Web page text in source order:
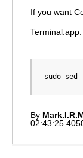
If you want
Terminal.app:
sudo
By